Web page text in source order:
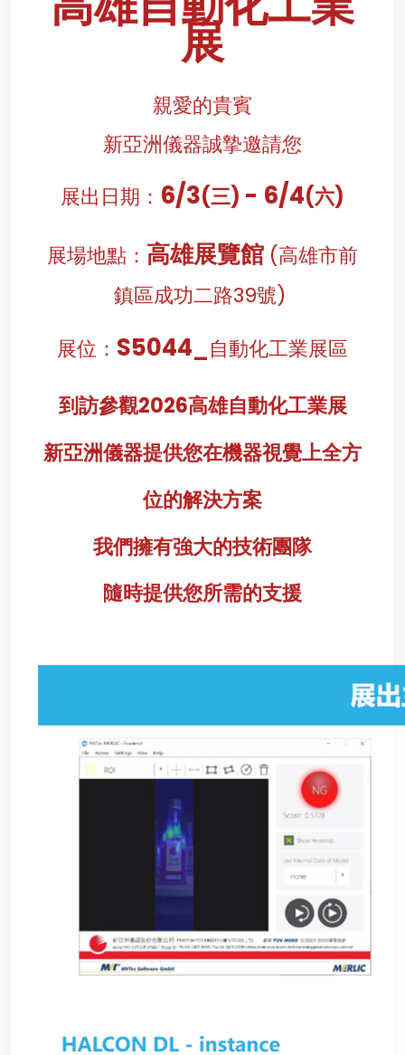
展
親愛的貴賓
新亞洲儀器誠摯邀請您
展出日期： 6/3(三) - 6/4(六)
展場地點 ： 高雄展覽館 (高雄市前
鎮區成功二路39號)
展位： S5044 自動化工業展區
到訪參觀2026高雄自動化工業展
新亞洲儀器提供您在機器視覺上全方
位的解決方案
我們擁有強大的技術團隊
隨時提供您所需的支援